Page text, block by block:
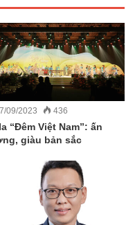
09/2023 436
“Đêm Việt Nam”: ấn
giàu bản sắc